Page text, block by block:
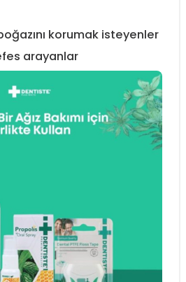
korumak isteyenler
arayanlar